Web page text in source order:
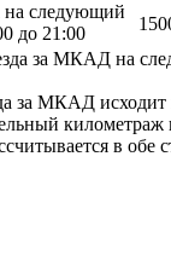
на следующий
до 21:00
за МКАД на
за МКАД
в обе